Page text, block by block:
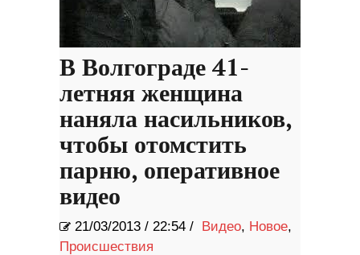
В Волгограде 41-
летняя женщина
наняла насильников,
чтобы отомстить
парню, оперативное
видео
21/03/2013 / 22:54 / Видео, Новое,
Происшествия